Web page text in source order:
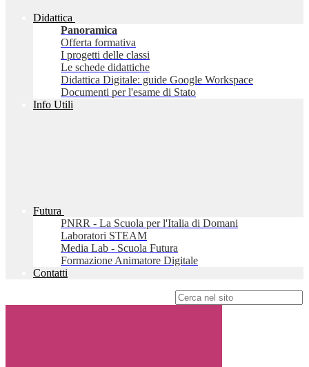
Didattica
Panoramica
Offerta formativa
I progetti delle classi
Le schede didattiche
Didattica Digitale: guide Google Workspace
Documenti per l'esame di Stato
Info Utili
Futura
PNRR - La Scuola per l'Italia di Domani
Laboratori STEAM
Media Lab - Scuola Futura
Formazione Animatore Digitale
Contatti